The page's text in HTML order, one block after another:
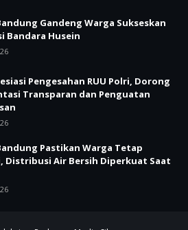
Gandeng Warga Sukseskan
Bandara Husein
Pengesahan RUU Polri, Dorong
Transparan dan Penguatan
Pastikan Warga Tetap
Distribusi Air Bersih Diperkuat Saat